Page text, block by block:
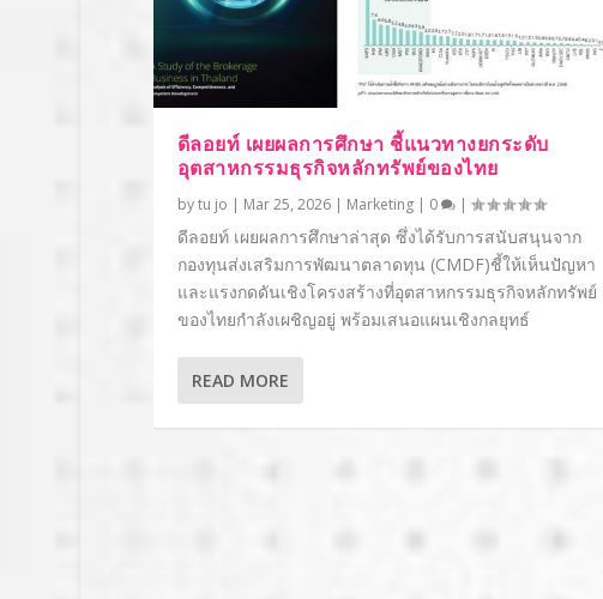
ดีลอยท์ เผยผลการศึกษา ชี้แนวทางยกระดับ
อุตสาหกรรมธุรกิจหลักทรัพย์ของไทย
bytu jo | Mar 25, 2026| Marketing| 0 |
ดีลอยท์ เผยผลการศึกษาล่าสุด ซึ่งได้รับการสนับสนุนจาก
กองทุนส่งเสริมการพัฒนาตลาดทุน (CMDF)ชี้ให้เห็นปัญหา
และแรงกดดันเชิงโครงสร้างที่อุตสาหกรรมธุรกิจหลักทรัพย์
ของไทยกำลังเผชิญอยู่ พร้อมเสนอแผนเชิงกลยุทธ์
READ MORE